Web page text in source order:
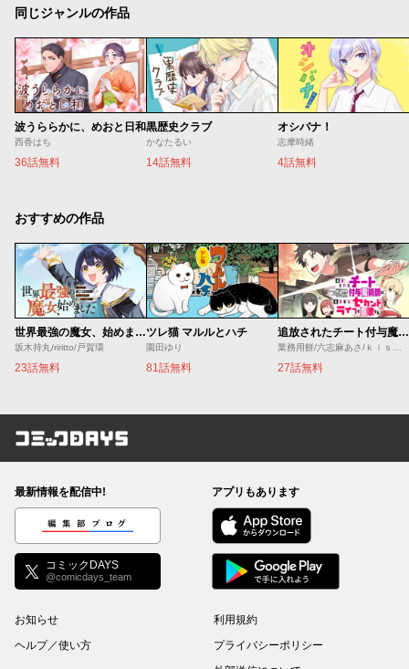
同じジャンルの作品
波うららかに、めおと日和
西香はち
36話無料
黒歴史クラブ
かなたるい
14話無料
オシバナ！
志摩時緒
4話無料
おすすめの作品
世界最強の魔女、始めました ～私だけ『攻略サイト』を見れる世界で自由に生きます～
坂木持丸/riritto/戸賀環
23話無料
ツレ猫 マルルとハチ
園田ゆり
81話無料
追放されたチート付与魔術師は気ままなセカンドライフを謳歌する。 ～俺は武器だけじゃなく、あらゆるものに『強化ポイント』を付与できるし、俺の意思でいつでも効果を解除できるけど、残った人たち大丈夫？～
27話無料
コミックDAYS
最新情報を配信中!
編集部ブログ
コミックDAYS
@comicdays_team
アプリもあります
お知らせ
ヘルプ／使い方
利用規約
プライバシーポリシー